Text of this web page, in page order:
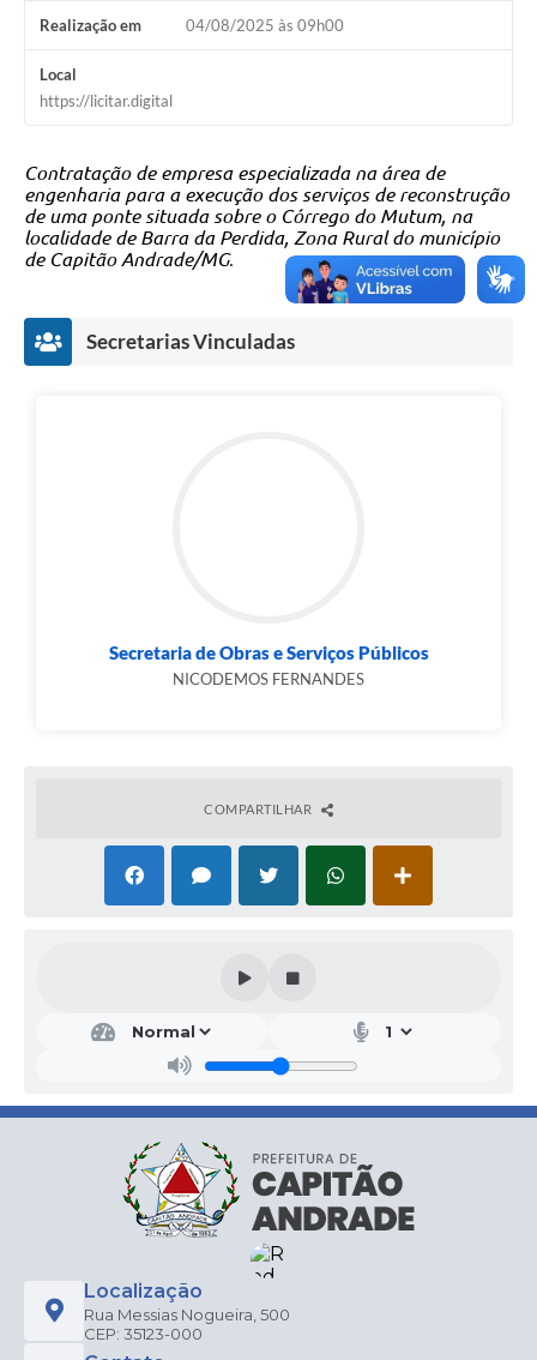
Realização em 04/08/2025 às 09h00
Local
https://licitar.digital
Contratação de empresa especializada na área de
engenharia para a execução dos serviços de reconstrução
de uma ponte situada sobre o Córrego do Mutum, na
localidade de Barra da Perdida, Zona Rural do município
de Capitão Andrade/MG.
Secretarias Vinculadas
Secretaria de Obras e Serviços Públicos
NICODEMOS FERNANDES
COMPARTILHAR
Localização
Rua Messias Nogueira, 500
CEP: 35123-000